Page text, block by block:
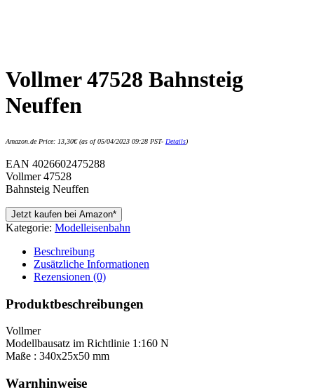
Vollmer 47528 Bahnsteig
Neuffen
Amazon.de Price: 13,30€(as of 05/04/2023 09:28 PST- Details)
EAN 4026602475288
Vollmer 47528
Bahnsteig Neuffen
Jetzt kaufen bei Amazon*
Kategorie: Modelleisenbahn
Beschreibung
Zusätzliche Informationen
Rezensionen (0)
Produktbeschreibungen
Vollmer
Modellbausatz im Richtlinie 1:160 N
Maße : 340x25x50 mm
Warnhinweise